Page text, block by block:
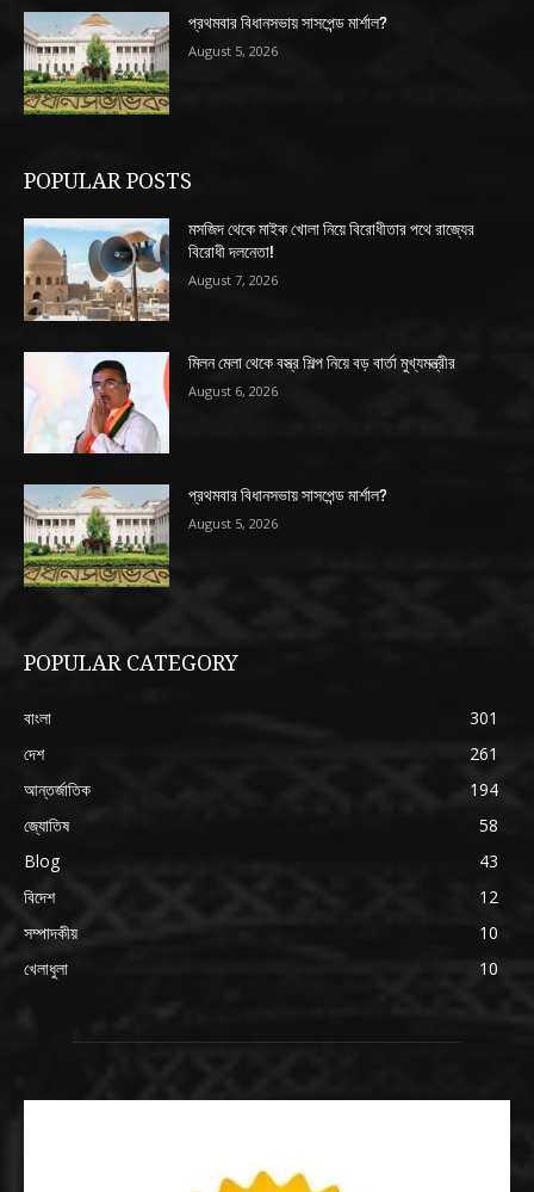
প্রথমবার বিধানসভায় সাসপেন্ড মার্শাল?
August 5, 2026
POPULAR POSTS
মসজিদ থেকে মাইক খোলা নিয়ে বিরোধীতার পথে রাজ্যের
বিরোধী দলনেতা!
August 7, 2026
মিলন মেলা থেকে বস্ত্র শিল্প নিয়ে বড় বার্তা মুখ্যমন্ত্রীর
August 6, 2026
প্রথমবার বিধানসভায় সাসপেন্ড মার্শাল?
August 5, 2026
POPULAR CATEGORY
বাংলা
301
দেশ
261
আন্তর্জাতিক
194
জ্যোতিষ
58
Blog
43
বিদেশ
12
সম্পাদকীয়
10
খেলাধুলা
10